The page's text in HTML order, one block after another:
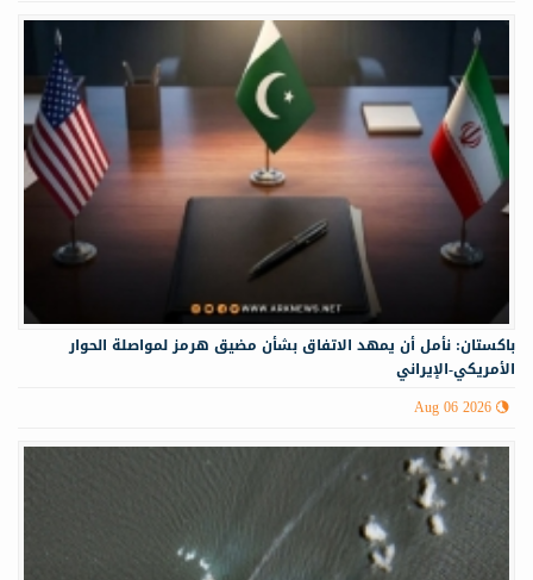
باكستان: نأمل أن يمهد الاتفاق بشأن مضيق هرمز لمواصلة الحوار
الأمريكي-الإيراني
Aug 06 2026